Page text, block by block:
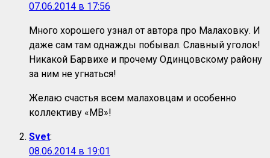
07.06.2014 в 17:56
Много хорошего узнал от автора про Малаховку. И
даже сам там однажды побывал. Славный уголок!
Никакой Барвихе и прочему Одинцовскому району
за ним не угнаться!
Желаю счастья всем малаховцам и особенно
коллективу «МВ»!
Svet:
08.06.2014 в 19:01